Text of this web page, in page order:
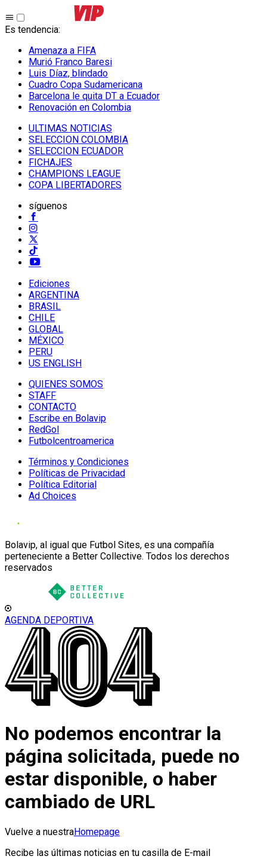
Es tendencia:
Amenaza a FIFA
Murió Franco Baresi
Luis Díaz, blindado
Cuadro Copa Sudamericana
Barcelona le quita DT a Ecuador
Renovación en Colombia
ULTIMAS NOTICIAS
SELECCION COLOMBIA
SELECCION ECUADOR
FICHAJES
CHAMPIONS LEAGUE
COPA LIBERTADORES
síguenos
Ediciones
ARGENTINA
BRASIL
CHILE
GLOBAL
MÉXICO
PERU
US ENGLISH
QUIENES SOMOS
STAFF
CONTACTO
Escribe en Bolavip
RedGol
Futbolcentroamerica
Términos y Condiciones
Políticas de Privacidad
Política Editorial
Ad Choices
Bolavip, al igual que Futbol Sites, es una compañía
perteneciente a Better Collective. Todos los derechos
reservados
AGENDA DEPORTIVA
No podemos encontrar la
página solicitada, puede no
estar disponible, o haber
cambiado de URL
Vuelve a nuestraHomepage
Recibe las últimas noticias en tu casilla de E-mail